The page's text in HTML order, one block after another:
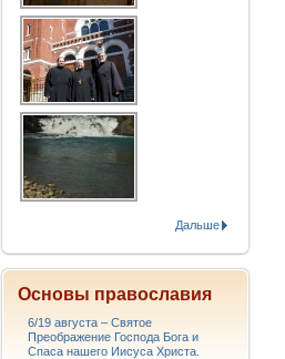
Дальше
Основы православия
6/19 августа – Святое
Преображение Господа Бога и
Спаса нашего Иисуса Христа.